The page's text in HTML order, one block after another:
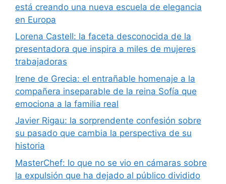
está creando una nueva escuela de elegancia
en Europa
Lorena Castell: la faceta desconocida de la
presentadora que inspira a miles de mujeres
trabajadoras
Irene de Grecia: el entrañable homenaje a la
compañera inseparable de la reina Sofía que
emociona a la familia real
Javier Rigau: la sorprendente confesión sobre
su pasado que cambia la perspectiva de su
historia
MasterChef: lo que no se vio en cámaras sobre
la expulsión que ha dejado al público dividido